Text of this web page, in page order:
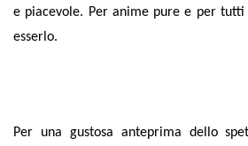
e piacevole. Per anime pure e per tutti
esserlo.
Per una gustosa anteprima dello